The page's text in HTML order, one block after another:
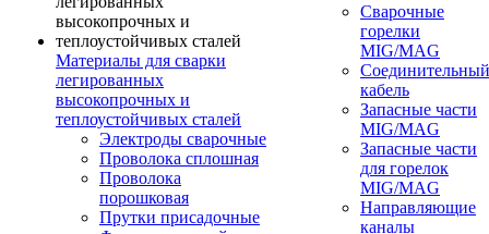
Материалы для сварки
легированных
высокопрочных и
теплоустойчивых сталей
Электроды сварочные
Проволока сплошная
Проволока
порошковая
Прутки присадочные
Сварочные
горелки
MIG/MAG
Соединительный
кабель
Запасные части
MIG/MAG
Запасные части
для горелок
MIG/MAG
Направляющие
каналы